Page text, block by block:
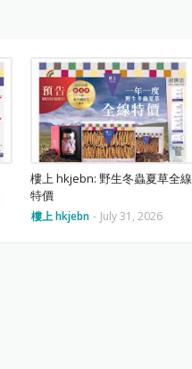
樓上 hkjebn: 野生冬蟲夏草全線
特價
樓上 hkjebn - July 31, 2026